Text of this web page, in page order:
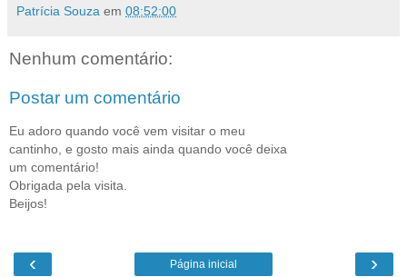
Patrícia Souza em 08:52:00
Nenhum comentário:
Postar um comentário
Eu adoro quando você vem visitar o meu
cantinho, e gosto mais ainda quando você deixa
um comentário!
Obrigada pela visita.
Beijos!
‹ ›
Página inicial